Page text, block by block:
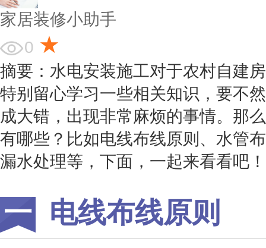
家居装修小助手
0 ★
摘要：水电安装施工对于农村自建
特别留心学习一些相关知识，要不
成大错，出现非常麻烦的事情。那
有哪些？比如电线布线原则、水管
漏水处理等，下面，一起来看看吧！
电线布线原则